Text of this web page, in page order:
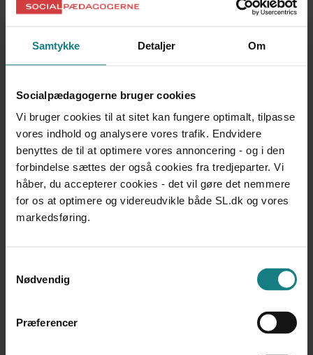
Samtykke Detaljer Om
Socialpædagogerne bruger cookies
Vi bruger cookies til at sitet kan fungere optimalt, tilpasse
vores indhold og analysere vores trafik. Endvidere
benyttes de til at optimere vores annoncering - og i den
forbindelse sættes der også cookies fra tredjeparter. Vi
håber, du accepterer cookies - det vil gøre det nemmere
for os at optimere og videreudvikle både SL.dk og vores
markedsføring.
Nødvendig
Præferencer
omkring de unge for at afdække problematikker og
og giver deres egne menneskelige og faglige bidrag.
Dokumentation og udviklingsarbejde
Forfatter
Athina Delskov
Lene Sonne
Udgiver